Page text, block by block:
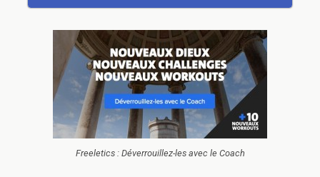
Freeletics : Déverrouillez-les avec le Coach